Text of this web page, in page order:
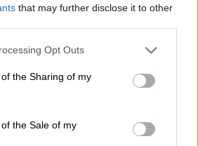
that may further disclose it to other
app uses one or more Google
or usage behaviour. You may click to
to Google and its third-party tags to
specified purposes in below Google
Opt Outs
the Sharing of my
the Sale of my
σαφής, βιώσιμη
αντιμετώπισή του. Η
πολιτικής στον τομέα
ανάγκες των πολιτών. Σε
αποτελεί ένα ζωντανό
χώρας που επενδύει
διαθέτοντας